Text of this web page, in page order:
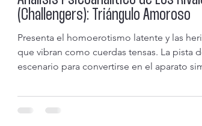
(Challengers): Triángulo Amoroso
Presenta el homoerotismo latente y las
que vibran como cuerdas tensas. La pista
escenario para convertirse en el aparato
personajes silencian.